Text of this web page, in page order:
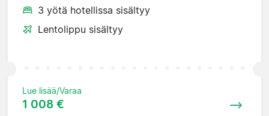
3 yötä hotellissa sisältyy
Lentolippu sisältyy
Lue lisää/Varaa
1 008 €